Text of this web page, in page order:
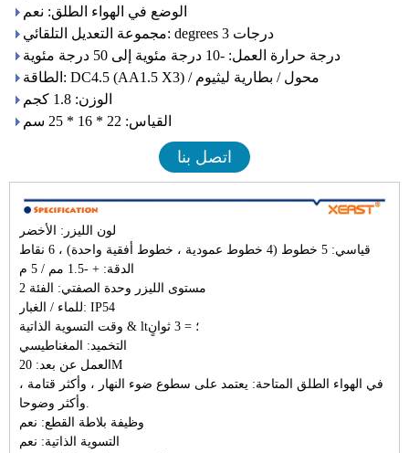
الوضع في الهواء الطلق: نعم
مجموعة التعديل التلقائي: degrees 3 درجات
درجة حرارة العمل: -10 درجة مئوية إلى 50 درجة مئوية
الطاقة: DC4.5 (AA1.5 X3) / محول / بطارية ليثيوم
الوزن: 1.8 كجم
القياس: 22 * ​​16 * 25 سم
اتصل بنا
لون الليزر: الأخضر
قياسي: 5 خطوط (4 خطوط عمودية ، خطوط أفقية واحدة) ، 6 نقاط
الدقة: + -1.5 مم / 5 م
مستوى الليزر وحدة الصفتي: الفئة 2
للماء / الغبار: IP54
وقت التسوية الذاتية & lt؛ = 3 ثوانٍ
التخميد: المغناطيسي
العمل عن بعد: 20M
في الهواء الطلق المتاحة: يعتمد على سطوع ضوء النهار ، وأكثر قتامة ،
وأكثر وضوحا.
وظيفة بلاطة القطع: نعم
التسوية الذاتية: نعم